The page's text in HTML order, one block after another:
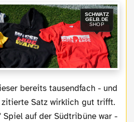
SCHWATZ
GELB.DE
SHOP
zitierte Satz wirklich gut trifft.
Spiel auf der Südtribüne war -